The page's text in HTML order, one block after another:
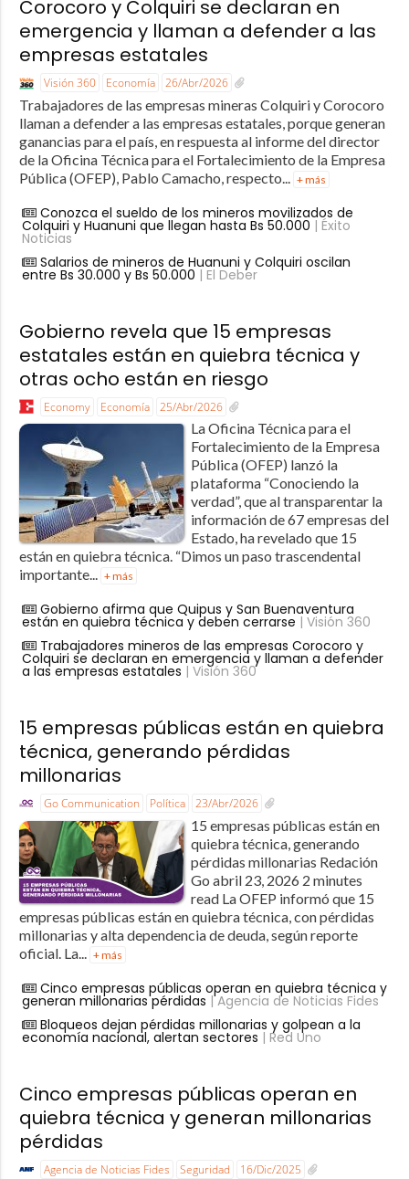
Corocoro y Colquiri se declaran en
emergencia y llaman a defender a las
empresas estatales
Visión 360 Economía 26/Abr/2026
Trabajadores de las empresas mineras Colquiri y Corocoro
llaman a defender a las empresas estatales, porque generan
ganancias para el país, en respuesta al informe del director
de la Oficina Técnica para el Fortalecimiento de la Empresa
Pública (OFEP), Pablo Camacho, respecto...
+ más
Conozca el sueldo de los mineros movilizados de
Colquiri y Huanuni que llegan hasta Bs 50.000 | Éxito
Noticias
Salarios de mineros de Huanuni y Colquiri oscilan
entre Bs 30.000 y Bs 50.000 | El Deber
Gobierno revela que 15 empresas
estatales están en quiebra técnica y
otras ocho están en riesgo
Economy Economía 25/Abr/2026
La Oficina Técnica para el
Fortalecimiento de la Empresa
Pública (OFEP) lanzó la
plataforma “Conociendo la
verdad”, que al transparentar la
información de 67 empresas del
Estado, ha revelado que 15
están en quiebra técnica. “Dimos un paso trascendental
importante... + más
Gobierno afirma que Quipus y San Buenaventura
están en quiebra técnica y deben cerrarse | Visión 360
Trabajadores mineros de las empresas Corocoro y
Colquiri se declaran en emergencia y llaman a defender
a las empresas estatales | Visión 360
15 empresas públicas están en quiebra
técnica, generando pérdidas
millonarias
Go Communication Política 23/Abr/2026
15 empresas públicas están en
quiebra técnica, generando
pérdidas millonarias Redación
Go abril 23, 2026 2 minutes
read La OFEP informó que 15
empresas públicas están en quiebra técnica, con pérdidas
millonarias y alta dependencia de deuda, según reporte
oficial. La... + más
Cinco empresas públicas operan en quiebra técnica y
generan millonarias pérdidas | Agencia de Noticias Fides
Bloqueos dejan pérdidas millonarias y golpean a la
economía nacional, alertan sectores | Red Uno
Cinco empresas públicas operan en
quiebra técnica y generan millonarias
pérdidas
Agencia de Noticias Fides Seguridad 16/Dic/2025